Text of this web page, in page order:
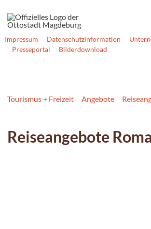
Impressum Datenschutzinformation
Presseportal
Bilderdownload
Tourismus + Freizeit Angebote
Reiseangebote